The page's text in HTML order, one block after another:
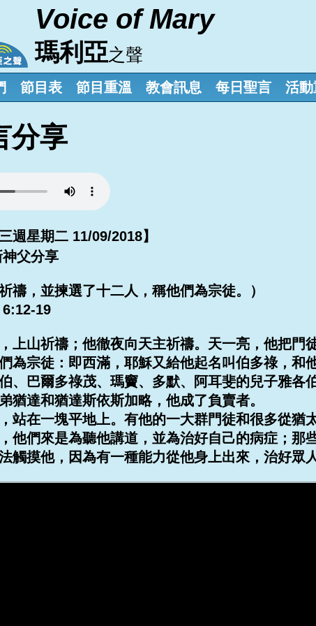
Voice of Mary
瑪利亞之聲
節目表 節目重溫 教會訊息 每日聖言 活動
分享
週星期二 11/09/2018】
父分享
禱，並揀選了十二人，稱他們為宗徒。）
19
上山祈禱；他徹夜向天主祈禱。天一亮，他把門
為宗徒：即西滿，耶穌又給他起名叫伯多祿，和
、巴爾多祿茂、瑪竇、多默、阿耳斐的兒子雅各
猶達和猶達斯依斯加略，他成了負賣者。
站在一塊平地上。有他的一大群門徒和很多從猶
他們來是為聽他講道，並為治好自己的病症；那
觸摸他，因為有一種能力從他身上出來，治好眾